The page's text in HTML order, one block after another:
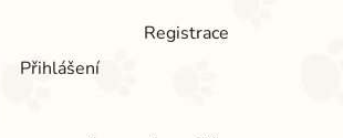
Přihlášení
Registrace